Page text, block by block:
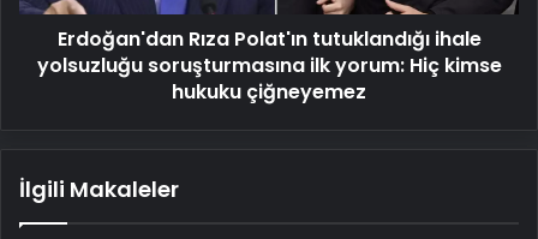
yorum:
kimse
Erdoğan'dan Rıza Polat'ın tutuklandığı ihale
yolsuzluğu soruşturmasına ilk yorum: Hiç kimse
hukuku çiğneyemez
İlgili Makaleler